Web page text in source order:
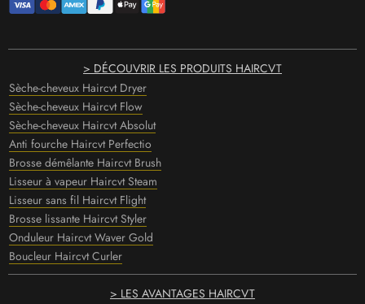
> DÉCOUVRIR LES PRODUITS HAIRCVT
Sèche-cheveux Haircvt Dryer
Sèche-cheveux Haircvt Flow
Sèche-cheveux Haircvt Absolut
Anti fourche Haircvt Perfectio
Brosse démêlante Haircvt Brush
Lisseur à vapeur Haircvt Steam
Lisseur sans fil Haircvt Flight
Brosse lissante Haircvt Styler
Onduleur Haircvt Waver Gold
Boucleur Haircvt Curler
> LES AVANTAGES HAIRCVT